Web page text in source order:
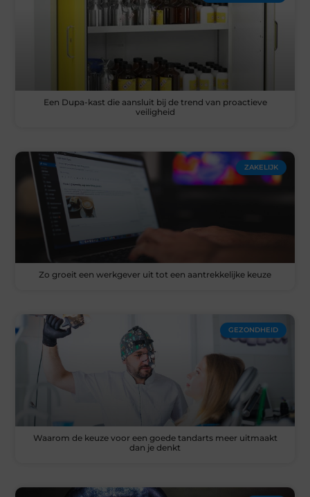
Een Dupa-kast die aansluit bij de trend van proactieve
veiligheid
ZAKELIJK
Zo groeit een werkgever uit tot een aantrekkelijke keuze
GEZONDHEID
Waarom de keuze voor een goede tandarts meer uitmaakt
dan je denkt